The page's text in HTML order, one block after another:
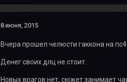
8 июня, 2015
Вчера прошел челюсти гаккона на пс4
Денег своих длц не стоит.
Новых врагов нет, сюжет занимает